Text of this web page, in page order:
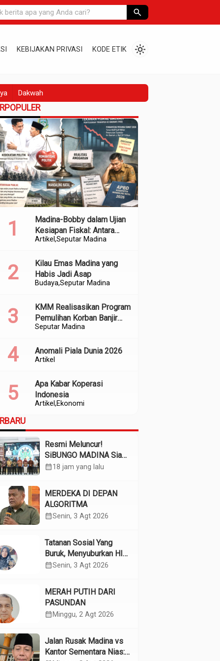
search
KEBIJAKAN PRIVASI KODE ETIK light_mode
Dakwah
Artikel Seputar Madina
Madina-Bobby dalam Ujian
Kesiapan Fiskal: Antara
Kedekatan Politik dan
BudayaSeputar Madina
Kilau Emas Madina yang
Habis Jadi Asap
Seputar Madina
KMM Realisasikan Program
Pemulihan Korban Banjir
dan Longsor di Kabupaten
Artikel
Anomali Piala Dunia 2026
Artikel Ekonomi
Apa Kabar Koperasi
Indonesia
Resmi Meluncur!
SiBUNGO MADINA Siap
Optimalkan Pendapatan
calendar_month18 jam yang lalu
MERDEKA DI DEPAN
ALGORITMA
calendar_monthSenin, 3 Agt 2026
Tatanan Sosial Yang
Buruk, Menyuburkan HIV
Pada Remaja
calendar_monthSenin, 3 Agt 2026
MERAH PUTIH DARI
PASUNDAN
calendar_month Minggu, 2 Agt 2026
Jalan Rusak Madina vs
Kantor Sementara Nias: